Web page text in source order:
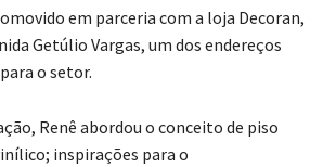
em parceria com a loja Decoran,
Getúlio Vargas, um dos endereços
o setor.
Renê abordou o conceito de piso
inspirações para o